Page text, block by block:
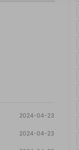
2024-04-23
2024-04-23